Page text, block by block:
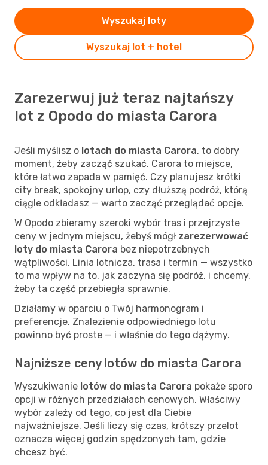
Wyszukaj lot + hotel
Wyszukaj loty
Zarezerwuj już teraz najtańszy
lot z Opodo do miasta Carora
Jeśli myślisz o lotach do miasta Carora, to dobry
moment, żeby zacząć szukać. Carora to miejsce,
które łatwo zapada w pamięć. Czy planujesz krótki
city break, spokojny urlop, czy dłuższą podróż, którą
ciągle odkładasz — warto zacząć przeglądać opcje.
W Opodo zbieramy szeroki wybór tras i przejrzyste
ceny w jednym miejscu, żebyś mógł zarezerwować
loty do miasta Carora bez niepotrzebnych
wątpliwości. Linia lotnicza, trasa i termin — wszystko
to ma wpływ na to, jak zaczyna się podróż, i chcemy,
żeby ta część przebiegła sprawnie.
Działamy w oparciu o Twój harmonogram i
preferencje. Znalezienie odpowiedniego lotu
powinno być proste — i właśnie do tego dążymy.
Najniższe ceny lotów do miasta Carora
Wyszukiwanie lotów do miasta Carora pokaże sporo
opcji w różnych przedziałach cenowych. Właściwy
wybór zależy od tego, co jest dla Ciebie
najważniejsze. Jeśli liczy się czas, krótszy przelot
oznacza więcej godzin spędzonych tam, gdzie
chcesz być.